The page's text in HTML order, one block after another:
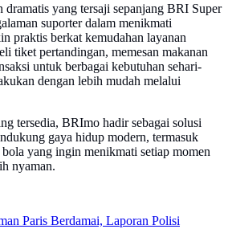
yang tersaji sepanjang BRI Super
suporter dalam menikmati
praktis berkat kemudahan layanan
tiket pertandingan, memesan makanan
untuk berbagai kebutuhan sehari-
dengan lebih mudah melalui
tersedia, BRImo hadir sebagai solusi
gaya hidup modern, termasuk
yang ingin menikmati setiap momen
nyaman.
Paris Berdamai, Laporan Polisi